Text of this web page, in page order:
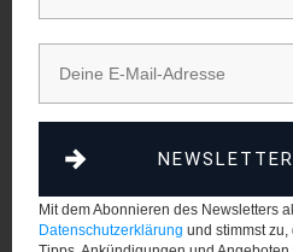
Übernimm die
zeig, dass du Mensch –
– bist.
Sei berechenbar
Mit dem Abonnieren des Newsletters
Datenschutzerklärung und stimmst zu,